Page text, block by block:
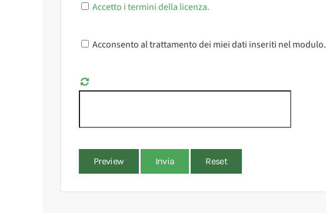
Accetto i termini della licenza.
Acconsento al trattamento dei miei dati inseriti nel modulo.
Preview Invia Reset